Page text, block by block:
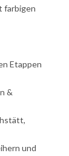
farbigen
Etappen
&
und